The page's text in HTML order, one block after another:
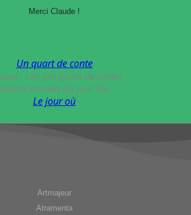
Merci Claude !
Un quart de conte
: Lila (Un quart de conte)
Jérôme DELHAY (Le jour où)
Le jour où
Artmajeur
Atramenta